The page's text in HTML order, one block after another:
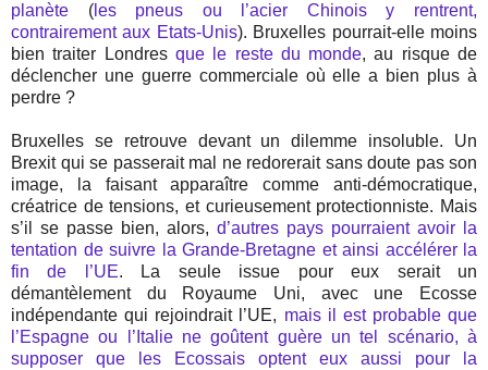
planète (les pneus ou l’acier Chinois y rentrent,
contrairement aux Etats-Unis). Bruxelles pourrait-elle moins
bien traiter Londres que le reste du monde, au risque de
déclencher une guerre commerciale où elle a bien plus à
perdre ?
Bruxelles se retrouve devant un dilemme insoluble. Un
Brexit qui se passerait mal ne redorerait sans doute pas son
image, la faisant apparaître comme anti-démocratique,
créatrice de tensions, et curieusement protectionniste. Mais
s’il se passe bien, alors, d’autres pays pourraient avoir la
tentation de suivre la Grande-Bretagne et ainsi accélérer la
fin de l’UE. La seule issue pour eux serait un
démantèlement du Royaume Uni, avec une Ecosse
indépendante qui rejoindrait l’UE, mais il est probable que
l’Espagne ou l’Italie ne goûtent guère un tel scénario, à
supposer que les Ecossais optent eux aussi pour la